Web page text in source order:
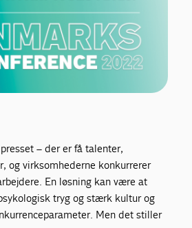
– der er få talenter,
og virksomhederne konkurrerer
En løsning kan være at
tryg og stærk kultur og
Men det stiller